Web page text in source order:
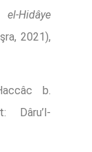
el-Hidâye
2021),
b.
Dâru’l-